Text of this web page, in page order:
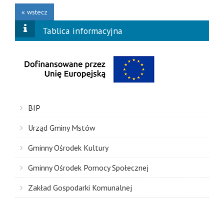
« wstecz
Tablica informacyjna
BIP
Urząd Gminy Mstów
Gminny Ośrodek Kultury
Gminny Ośrodek Pomocy Społecznej
Zakład Gospodarki Komunalnej